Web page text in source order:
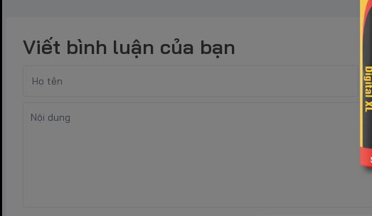
Viết bình luận của bạn